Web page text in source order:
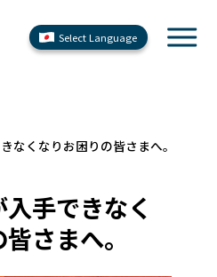
Select Language
なくなりお困りの皆さまへ。
さまへ。